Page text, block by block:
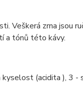
Veškerá zrna jsou
a tónů této kávy.
(acidita ), 3